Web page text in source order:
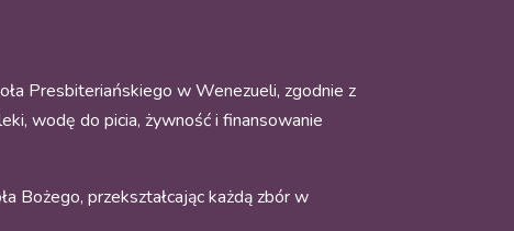
Presbiteriańskiego w Wenezueli, zgodnie z
wodę do picia, żywność i finansowanie
Bożego, przekształcając każdą zbór w